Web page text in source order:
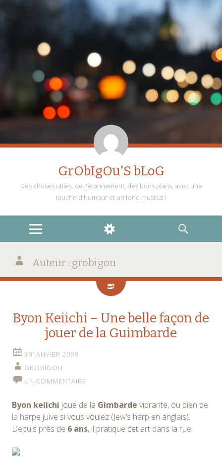
GrObIgOu'S bLoG
Des choses utiles, de l'étonnement, des bons plans, avec une
touche d'humour et un fond musical !
MENU
WIDGETS
RECHERCHE
Auteur : grobigou
Byon Keiichi – Une belle façon de
jouer de la Guimbarde
30 JANVIER 2008
GROBIGOU
UN COMMENTAIRE
Byon keiichi joue de la Gimbarde vibrante, ou bien de
la harpe juive si vous voulez (Jew’s harp en anglais).
Depuis près de 6 ans, il pratique cet art dans la rue.